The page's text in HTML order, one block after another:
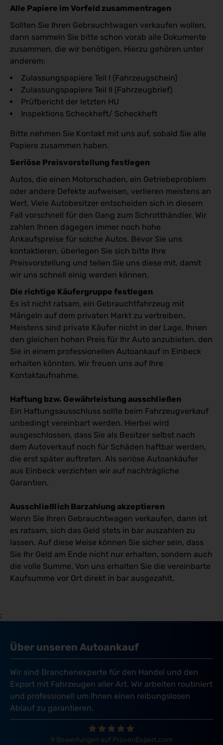
Alle Papiere im Vorfeld zusammentragen
Sollten Sie Ihren Gebrauchtwagen verkaufen wollen,
dann sammeln Sie bitte schon vorab alle Dokumente
zusammen, die wir benötigen. Hierzu gehören unter
anderem:
Zulassungspapiere Teil I (Fahrzeugschein)
Zulassungspapiere Teil II (Fahrzeugbrief)
Prüfbericht der letzten HU
Inspektions Scheckheft/ Scheckheft
Bitte nehmen Sie Kontakt mit uns auf, sobald Sie alle
Papiere zusammen haben.
Seriöse Preisvorstellung festlegen
Autos, die einen Motorschaden, ein Getriebeproblem
oder andere Defekte aufweisen, verlieren meistens an
Wert. Viele Autobesitzer entscheiden sich in diesem
Fall vorschnell für den Gang zum Schrotthändler. Wir
zahlen Ihnen dagegen immer noch hohe
Ankaufspreise für solche Autos. Bevor Sie uns
kontaktieren, überlegen Sie sich bitte Ihre
Preisvorstellung und teilen Sie uns diese mit, damit
wir uns schnell einig werden können.
Die richtige Käufergruppe festlegen
Es ist nicht ratsam, ein Gebrauchtfahrzeug mit
Mängeln auf dem privaten Markt zu vertreiben.
Meistens sind private Käufer nicht in der Lage, Ihnen
den gleichen hohen Preis für Ihr Auto anzubieten, den
Sie in einem professionellen Autoankauf in Einbeck
erhalten könnten. Wir freuen uns auf Ihre
Kontaktaufnahme.
Haftung bzw. Gewährleistung ausschließen
Ein Haftungsausschluss sollte beim Fahrzeugverkauf
unbedingt vereinbart werden. Hierbei wird
ausgeschlossen, dass Sie als Besitzer selbst nach
dem Autoverkauf noch für Schäden haftbar werden,
die erst später auftreten. Als seriöse Autoankäufer
aus Einbeck verzichten wir auf nachträgliche
Garantien.
Ausschließlich Barzahlung akzeptieren
Wenn Sie Ihren Gebrauchtwagen verkaufen, dann ist
es ratsam, sich das Geld stets in bar auszahlen zu
lassen. Auf diese Weise können Sie sicher sein, dass
Sie Ihr Geld am Ende nicht nur erhalten, sondern auch
die volle Summe. Von uns erhalten Sie die vereinbarte
Kaufsumme vor Ort direkt in bar ausgezahlt.
;
Über unseren Autoankauf
Wir sind Branchenexperte für den Handel und den
Export mit Fahrzeugen aller Art. Wir arbeiten routiniert
und professionell um Ihnen einen reibungslosen
Ablauf zu garantieren.
9 Bewertungen auf ProvenExpert.com